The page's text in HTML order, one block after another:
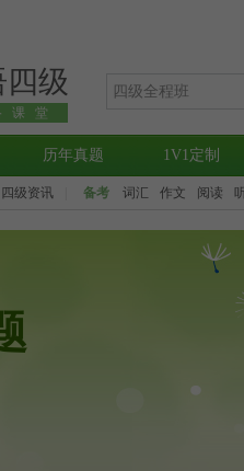
级
课堂
历年真题 1V1定制
四级资讯 备考 词汇 作文 阅读